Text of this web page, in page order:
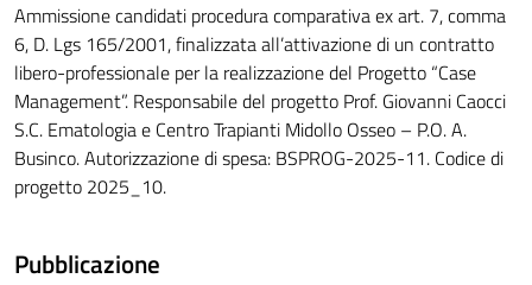
Ammissione candidati procedura comparativa ex art. 7, comma
6, D. Lgs 165/2001, finalizzata all’attivazione di un contratto
libero-professionale per la realizzazione del Progetto “Case
Management”. Responsabile del progetto Prof. Giovanni Caocci
S.C. Ematologia e Centro Trapianti Midollo Osseo – P.O. A.
Businco. Autorizzazione di spesa: BSPROG-2025-11. Codice di
progetto 2025_10.
Pubblicazione